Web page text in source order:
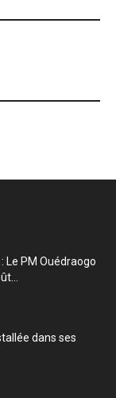
Le PM Ouédraogo
dans ses